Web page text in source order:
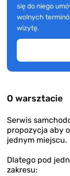
się do niego
wolnych
wizytę.
O warsztacie
Serwis
propozycja aby
jednym miejscu.
Dlatego pod
zakresu: